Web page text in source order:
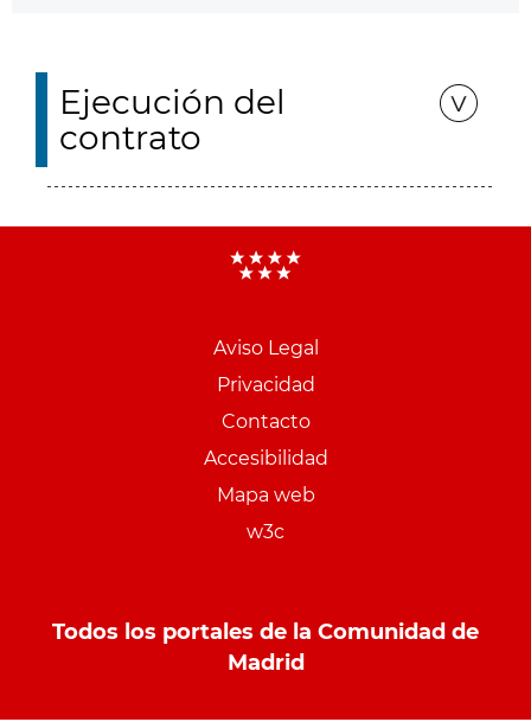
Ejecución del
contrato
Aviso Legal
Privacidad
Contacto
Accesibilidad
Mapa web
w3c
Todos los portales de la Comunidad de
Madrid